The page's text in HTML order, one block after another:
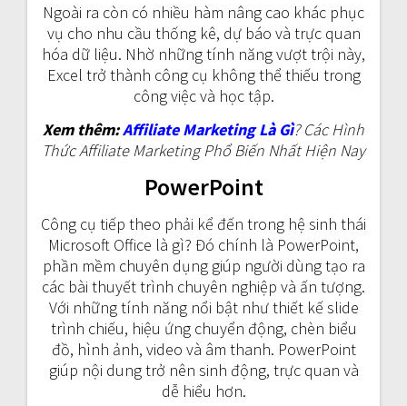
Ngoài ra còn có nhiều hàm nâng cao khác phục
vụ cho nhu cầu thống kê, dự báo và trực quan
hóa dữ liệu. Nhờ những tính năng vượt trội này,
Excel trở thành công cụ không thể thiếu trong
công việc và học tập.
Xem thêm:Affiliate Marketing Là Gì? Các Hình
Thức Affiliate Marketing Phổ Biến Nhất Hiện Nay
PowerPoint
Công cụ tiếp theo phải kể đến trong hệ sinh thái
Microsoft Office là gì? Đó chính là PowerPoint,
phần mềm chuyên dụng giúp người dùng tạo ra
các bài thuyết trình chuyên nghiệp và ấn tượng.
Với những tính năng nổi bật như thiết kế slide
trình chiếu, hiệu ứng chuyển động, chèn biểu
đồ, hình ảnh, video và âm thanh. PowerPoint
giúp nội dung trở nên sinh động, trực quan và
dễ hiểu hơn.